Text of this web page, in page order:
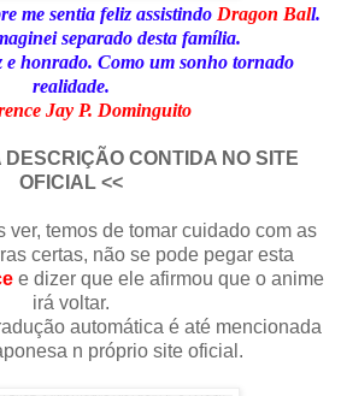
me sentia feliz assistindo Dragon Ball.
separado desta família.
e honrado. Como um sonho tornado
realidade.
Jay P. Dominguito
DESCRIÇÃO CONTIDA NO SITE
OFICIAL <<
ver, temos de tomar cuidado com as
certas, não se pode pegar esta
e dizer que ele afirmou que o anime
irá voltar.
automática é até mencionada
n próprio site oficial.